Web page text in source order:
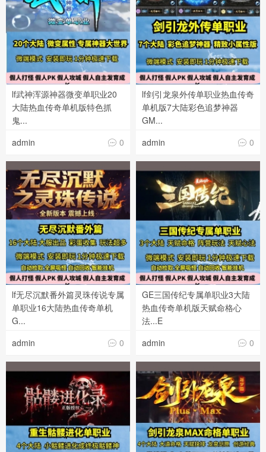
lf武神浑源神器微变单职业20
大陆热血传奇单机版特色抓
鬼...
 0
admin
lf剑引龙泉外传单职业热血传奇
单机版7大陆彩色追梦神器
GM...
 0
admin
lf无尽沉默番外篇灵珠传说专属
单职业16大陆热血传奇单机
G...
 0
admin
GE三国传纪专属单职业3大陆
热血传奇单机版天赋命格心
法...E
 0
admin